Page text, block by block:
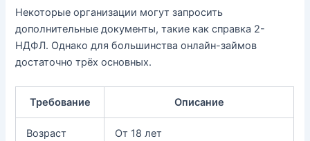
Некоторые организации могут запросить
дополнительные документы, такие как справка 2-
НДФЛ. Однако для большинства онлайн-займов
достаточно трёх основных.
Требование Описание
Возраст От 18 лет